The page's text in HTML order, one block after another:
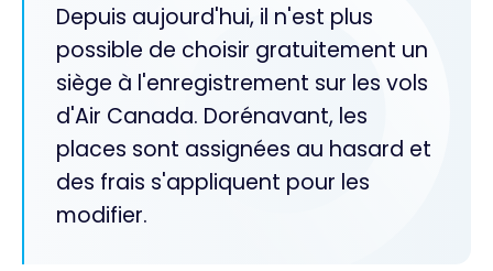
Depuis aujourd'hui, il n'est plus
possible de choisir gratuitement un
siège à l'enregistrement sur les vols
d'Air Canada. Dorénavant, les
places sont assignées au hasard et
des frais s'appliquent pour les
modifier.